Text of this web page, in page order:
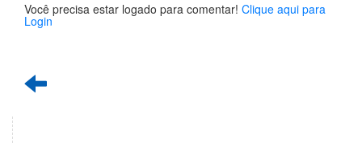
Você precisa estar logado para comentar! Clique aqui para
Login